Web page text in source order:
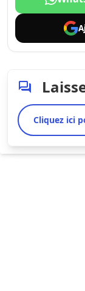
Cliquez ici